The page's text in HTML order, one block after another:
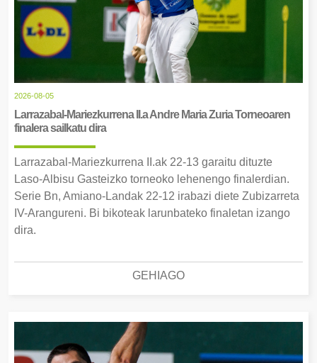
2026-08-05
Larrazabal-Mariezkurrena II.a Andre Maria Zuria Torneoaren
finalera sailkatu dira
Larrazabal-Mariezkurrena II.ak 22-13 garaitu dituzte
Laso-Albisu Gasteizko torneoko lehenengo finalerdian.
Serie Bn, Amiano-Landak 22-12 irabazi diete Zubizarreta
IV-Arangureni. Bi bikoteak larunbateko finaletan izango
dira.
GEHIAGO